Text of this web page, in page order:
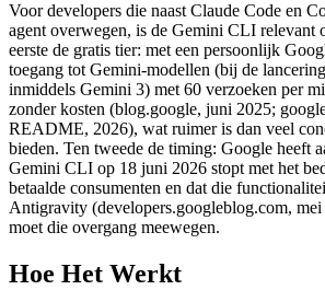
Voor developers die naast Claude Code en
agent overwegen, is de Gemini CLI relevant
eerste de gratis tier: met een persoonlijk
toegang tot Gemini-modellen (bij de
inmiddels Gemini 3) met 60 verzoeken per
zonder kosten (blog.google, juni 2025;
README, 2026), wat ruimer is dan veel
bieden. Ten tweede de timing: Google heeft
Gemini CLI op 18 juni 2026 stopt met het
betaalde consumenten en dat die
Antigravity (developers.googleblog.com,
moet die overgang meewegen.
Hoe Het Werkt